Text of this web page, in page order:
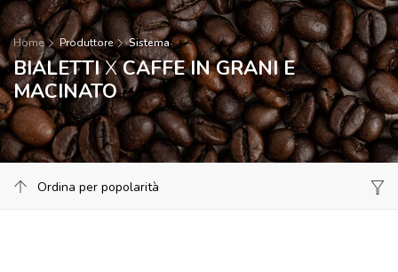
Home Produttore Sistema
BIALETTIXCAFFE IN GRANI E
MACINATO